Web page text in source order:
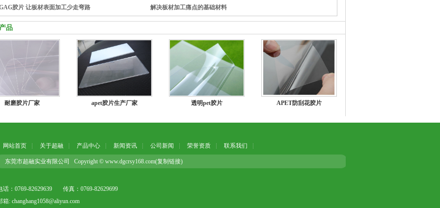
胶片 让板材表面加工少走弯路
解决板材加工痛点的基础材料
品
耐磨胶片厂家 apet胶片生产厂家 透明pet胶片 APET防刮花胶片
网站首页 关于超融 产品中心 新闻资讯 公司新闻 荣誉资质 联系我们
东莞市超融实业有限公司 Copyright © www.dgcrsy168.com(复制链接)
话：0769-82629639
传真：0769-82629699
箱: changhang1058@aliyun.com